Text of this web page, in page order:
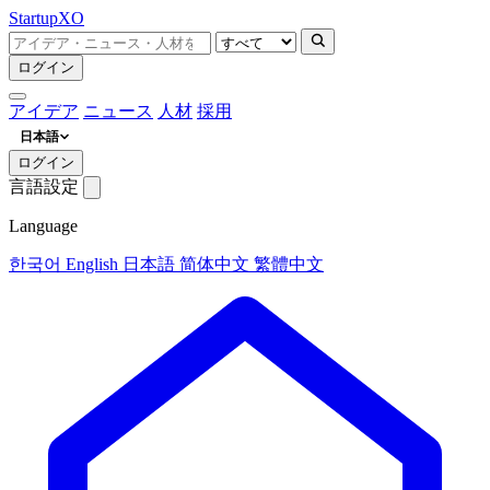
StartupXO
ログイン
アイデア ニュース 人材 採用
日本語
ログイン
言語設定
Language
한국어 English 日本語 简体中文 繁體中文